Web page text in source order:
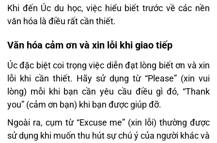
Khi đến Úc du học, việc hiểu biết trước về các nền
văn hóa là điều rất cần thiết.
Văn hóa cảm ơn và xin lỗi khi giao tiếp
Úc đặc biệt coi trọng việc diễn đạt lòng biết ơn và xin
lỗi khi cần thiết. Hãy sử dụng từ “Please” (xin vui
lòng) mỗi khi bạn cần yêu cầu điều gì đó, “Thank
you” (cảm ơn bạn) khi bạn được giúp đỡ.
Ngoài ra, cụm từ “Excuse me” (xin lỗi) thường được
sử dụng khi muốn thu hút sự chú ý của người khác và